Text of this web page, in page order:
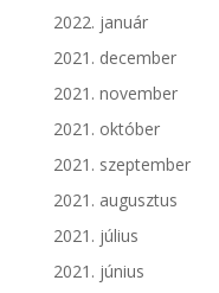
2022. január
2021. december
2021. november
2021. október
2021. szeptember
2021. augusztus
2021. július
2021. június